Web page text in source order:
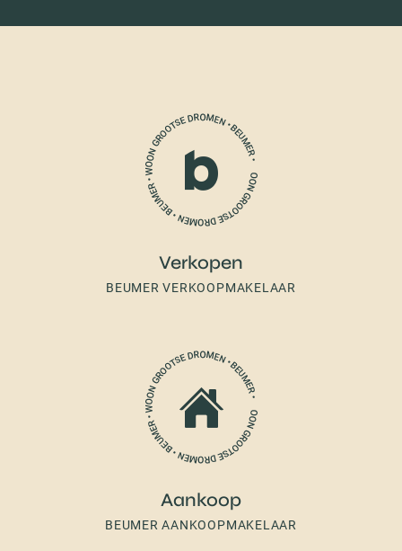
Verkopen
BEUMER VERKOOPMAKELAAR
Aankoop
BEUMER AANKOOPMAKELAAR